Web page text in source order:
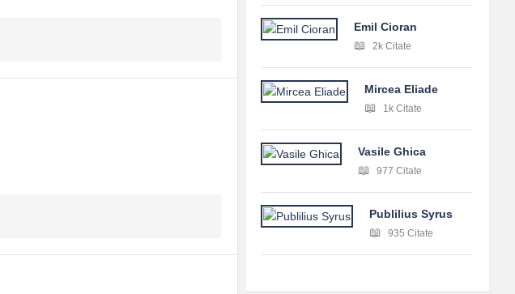
Emil Cioran
2k Citate
Mircea Eliade
1k Citate
Vasile Ghica
977 Citate
Publilius Syrus
935 Citate